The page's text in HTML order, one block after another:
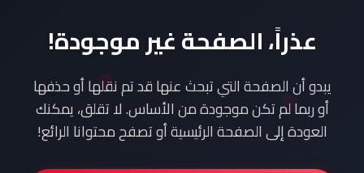
عذراً، الصفحة غير موجودة!
يبدو أن الصفحة التي تبحث عنها قد تم نقلها أو حذفها
أو ربما لم تكن موجودة من الأساس. لا تقلق، يمكنك
العودة إلى الصفحة الرئيسية أو تصفح محتوانا الرائع!